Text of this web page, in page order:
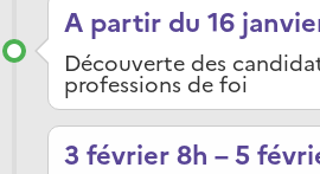
A partir du 16
Découverte des
professions de foi
3 février 8h – 5